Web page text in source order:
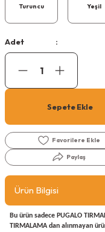
Turuncu Yeşil
Adet
Sepete Ekle
Paylaş
Ürün Bilgisi
Bu ürün sadece PUGALO
TIRMALAMA dan alınmayan